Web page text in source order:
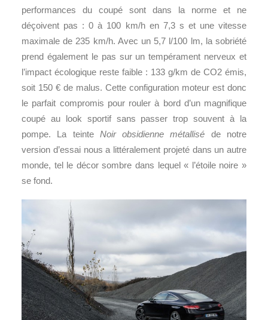
performances du coupé sont dans la norme et ne
déçoivent pas : 0 à 100 km/h en 7,3 s et une vitesse
maximale de 235 km/h. Avec un 5,7 l/100 lm, la sobriété
prend également le pas sur un tempérament nerveux et
l’impact écologique reste faible : 133 g/km de CO2 émis,
soit 150 € de malus. Cette configuration moteur est donc
le parfait compromis pour rouler à bord d’un magnifique
coupé au look sportif sans passer trop souvent à la
pompe. La teinte Noir obsidienne métallisé de notre
version d’essai nous a littéralement projeté dans un autre
monde, tel le décor sombre dans lequel « l’étoile noire »
se fond.